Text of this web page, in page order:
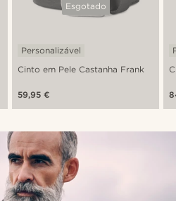
Esgotado
Cinto em Pele Castanha Frank
Personalizável
59,95 €